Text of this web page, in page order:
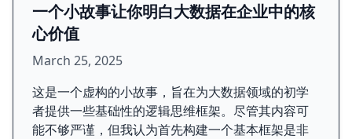
一个小故事让你明白大数据在企业中的核
心价值
March 25, 2025
这是一个虚构的小故事，旨在为大数据领域的初学
者提供一些基础性的逻辑思维框架。尽管其内容可
能不够严谨，但我认为首先构建一个基本框架是非